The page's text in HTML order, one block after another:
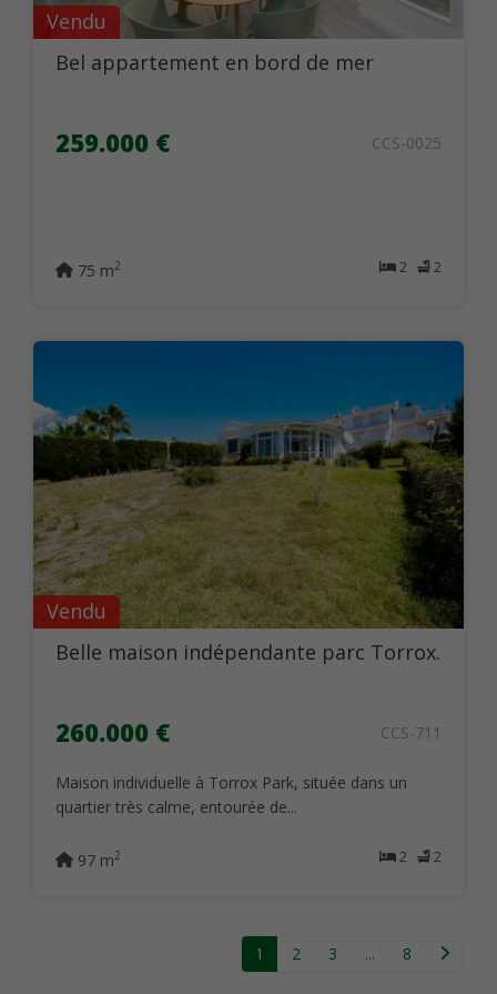
Vendu
Bel appartement en bord de mer
259.000 € CCS-0025
2 2
75 m2
Vendu
Belle maison indépendante parc Torrox.
260.000 € CCS-711
Maison individuelle à Torrox Park, située dans un
quartier très calme, entourée de...
2 2
97 m2
1 2 3 ... 8